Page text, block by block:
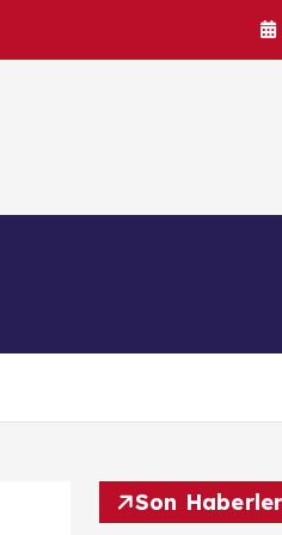
Son Haberler